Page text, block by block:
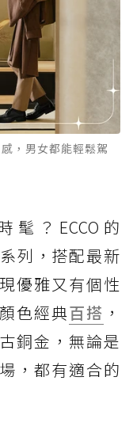
，男女都能輕鬆駕
髦？ECCO的
系列，搭配最新
優雅又有個性
色經典百搭 ，
銅金，無論是
，都有適合的